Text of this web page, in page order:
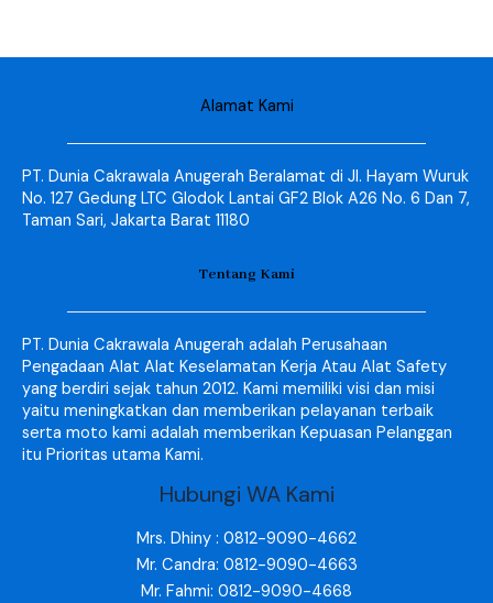
Alamat Kami
PT. Dunia Cakrawala Anugerah Beralamat di Jl. Hayam Wuruk
No. 127 Gedung LTC Glodok Lantai GF2 Blok A26 No. 6 Dan 7,
Taman Sari, Jakarta Barat 11180
Tentang Kami
PT. Dunia Cakrawala Anugerah adalah Perusahaan
Pengadaan Alat Alat Keselamatan Kerja Atau Alat Safety
yang berdiri sejak tahun 2012. Kami memiliki visi dan misi
yaitu meningkatkan dan memberikan pelayanan terbaik
serta moto kami adalah memberikan Kepuasan Pelanggan
itu Prioritas utama Kami.
Hubungi WA Kami
Mrs. Dhiny : 0812-9090-4662
Mr. Candra: 0812-9090-4663
Mr. Fahmi: 0812-9090-4668